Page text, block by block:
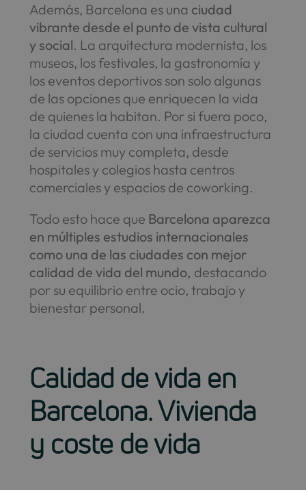
Además, Barcelona es una ciudad
vibrante desde el punto de vista cultural
y social. La arquitectura modernista, los
museos, los festivales, la gastronomía y
los eventos deportivos son solo algunas
de las opciones que enriquecen la vida
de quienes la habitan. Por si fuera poco,
la ciudad cuenta con una infraestructura
de servicios muy completa, desde
hospitales y colegios hasta centros
comerciales y espacios de coworking.
Todo esto hace que Barcelona aparezca
en múltiples estudios internacionales
como una de las ciudades con mejor
calidad de vida del mundo, destacando
por su equilibrio entre ocio, trabajo y
bienestar personal.
Calidad de vida en
Barcelona. Vivienda
y coste de vida